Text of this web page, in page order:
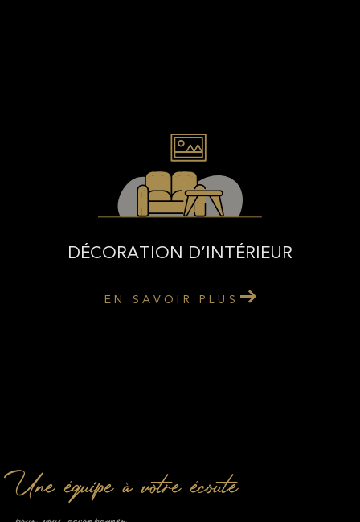
DÉCORATION D’INTÉRIEUR
EN SAVOIR PLUS
Une équipe à votre écoute